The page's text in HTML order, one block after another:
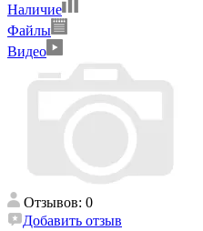
Наличие
Файлы
Видео
Отзывов: 0
Добавить отзыв